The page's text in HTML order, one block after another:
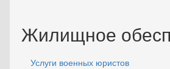
Жилищное
Услуги военных юристов